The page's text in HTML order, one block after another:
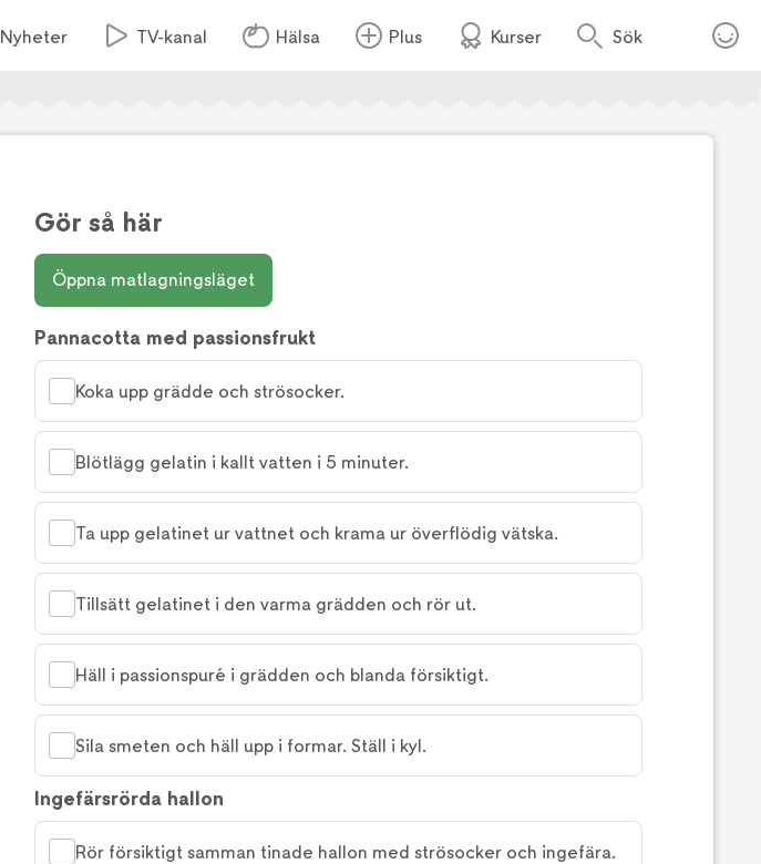
Nyheter TV-kanal Hälsa Plus Kurser Sök
Foto:Tv4
Gör så här
Öppna matlagningsläget
Pannacotta med passionsfrukt
Koka upp grädde och strösocker.
Blötlägg gelatin i kallt vatten i 5 minuter.
Ta upp gelatinet ur vattnet och krama ur överflödig vätska.
Tillsätt gelatinet i den varma grädden och rör ut.
Häll i passionspuré i grädden och blanda försiktigt.
Sila smeten och häll upp i formar. Ställ i kyl.
Ingefärsrörda hallon
Rör försiktigt samman tinade hallon med strösocker och ingefära.